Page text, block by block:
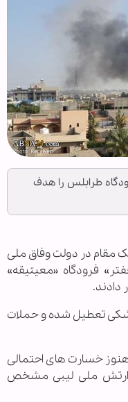
طرابلس را هدف
مقام در دولت وفاق ملی
فرودگاه «معیتیقه»
دادند.
تعطیل شده و حملات
هنوز خسارت های احتمالی
ملی لیبی مشخص